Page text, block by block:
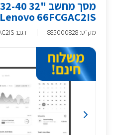
Lenovo 66FCGAC2IS לנובו
מק״ט:
885000828 דגם: 66FCGAC2IS